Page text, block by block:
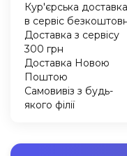
Кур'єрська доставка
в сервіс
Доставка з сервісу
300 грн
Доставка Новою
Поштою
Самовивіз з будь-
якого філії